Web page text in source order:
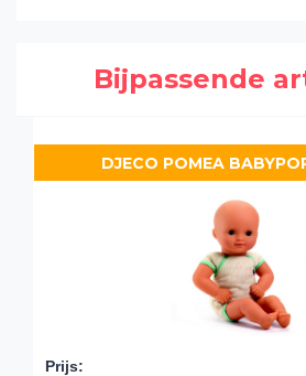
Bijpassende
DJECO POMEA
Prijs: